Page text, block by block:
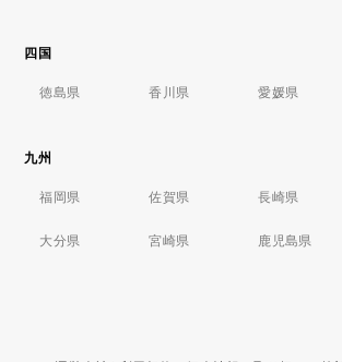
四国
徳島県 香川県 愛媛県
九州
福岡県 佐賀県 長崎県
大分県 宮崎県 鹿児島県